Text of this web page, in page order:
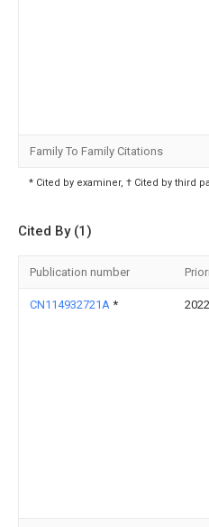
Family To Family Citations
* Cited by examiner, † Cited by third
Cited By (1)
Publication number
CN114932721A *